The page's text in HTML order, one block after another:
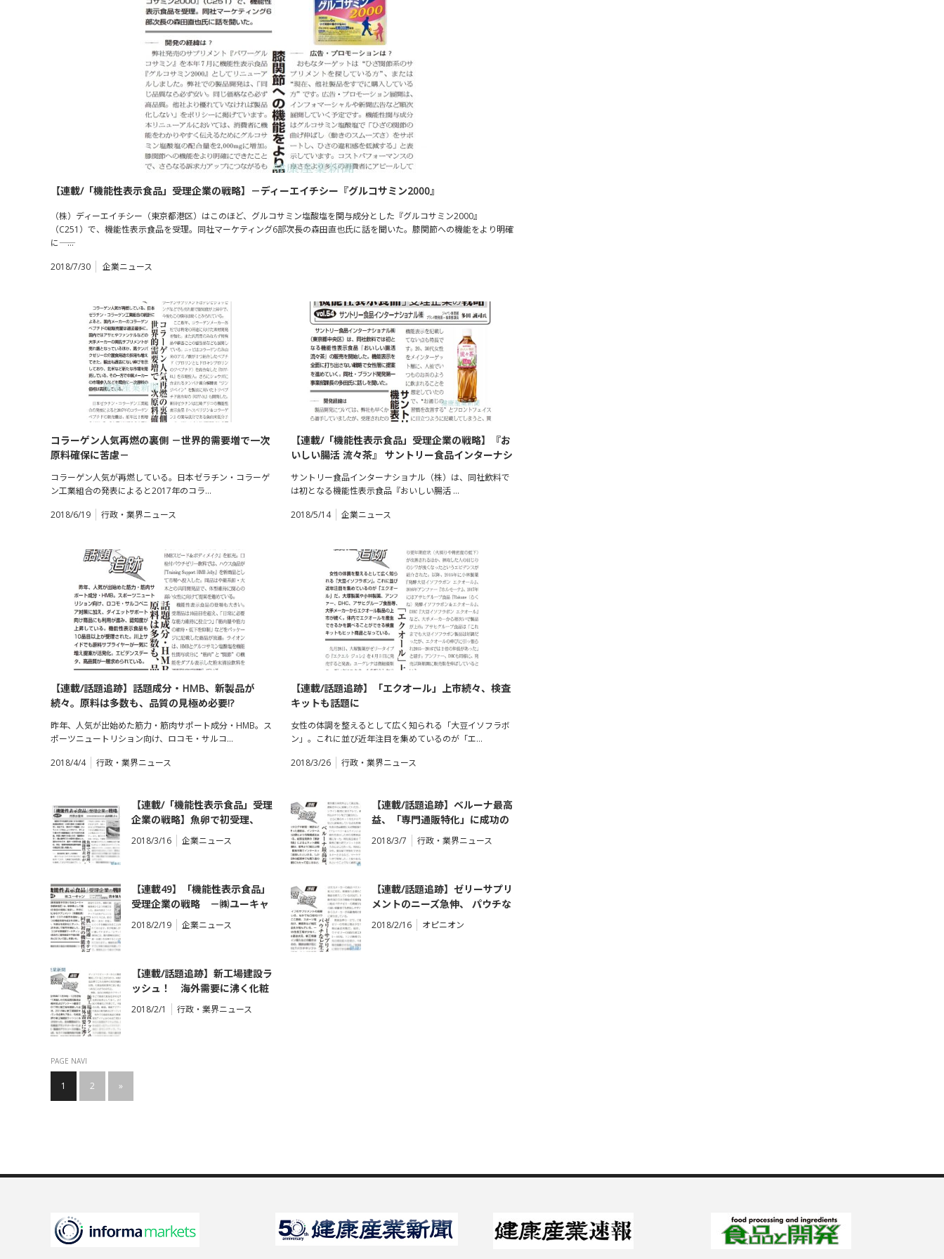
【連載/「機能性表示食品」受理企業の戦略】－ディーエイチシー『グルコサミン2000』
（株）ディーエイチシー（東京都港区）はこのほど、グルコサミン塩酸塩を関与成分とした『グルコサミン2000』
（C251）で、機能性表示食品を受理。同社マーケティング6部次長の森田直也氏に話を聞いた。膝関節への機能をより明確
に―― …
2018/7/30
企業ニュース
コラーゲン人気再燃の裏側 －世界的需要増で一次
原料確保に苦慮－
コラーゲン人気が再燃している。日本ゼラチン・コラーゲ
ン工業組合の発表によると2017年のコラ…
2018/6/19
行政・業界ニュース
【連載/「機能性表示食品」受理企業の戦略】『お
いしい腸活 流々茶』 サントリー食品インターナシ
サントリー食品インターナショナル（株）は、同社飲料で
は初となる機能性表示食品『おいしい腸活 …
2018/5/14
企業ニュース
【連載/話題追跡】話題成分・HMB、新製品が
続々。原料は多数も、品質の見極め必要!?
昨年、人気が出始めた筋力・筋肉サポート成分・HMB。ス
ポーツニュートリション向け、ロコモ・サルコ…
2018/4/4
行政・業界ニュース
【連載/話題追跡】「エクオール」上市続々、検査
キットも話題に
女性の体調を整えるとして広く知られる「大豆イソフラボ
ン」。これに並び近年注目を集めているのが「エ…
2018/3/26
行政・業界ニュース
【連載/「機能性表示食品」受理
企業の戦略】魚卵で初受理、
『健康数の子』 機能性表示が
〝不健康?イメージを払しょく
2018/3/16 企業ニュース
【連載/話題追跡】ベルーナ最高
益、「専門通販特化」に成功の
鍵？
2018/3/7 行政・業界ニュース
【連載49】「機能性表示食品」
受理企業の戦略 －㈱ユーキャ
ン サプリメント『快腸肌潤』－
2018/2/19 企業ニュース
【連載/話題追跡】ゼリーサプリ
メントのニーズ急伸、 パウチな
ど生産状況が逼迫
2018/2/16 オピニオン
【連載/話題追跡】新工場建設ラ
ッシュ！ 海外需要に沸く化粧
品受託業界
2018/2/1 行政・業界ニュース
PAGE NAVI
1 2 »